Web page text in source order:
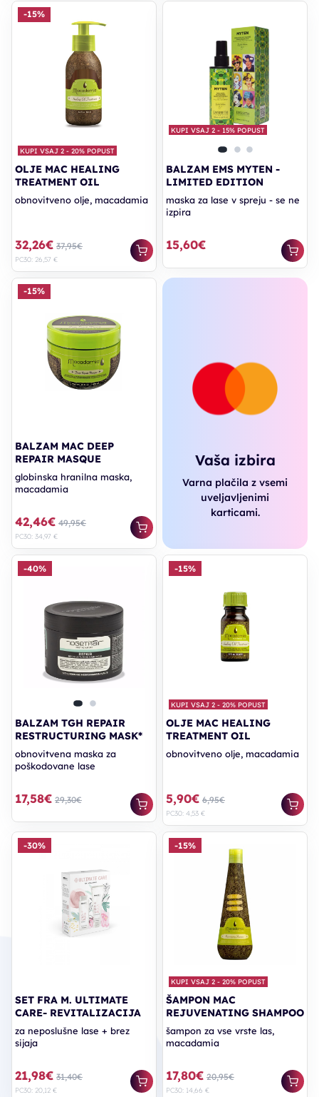
KUPI VSAJ 2 - 20% POPUST
-15%
OLJE MAC HEALING
TREATMENT OIL
obnovitveno olje, macadamia
32,26€ 37,95€
PC30: 26,57 €
KUPI VSAJ 2 - 15% POPUST
BALZAM EMS MYTEN -
LIMITED EDITION
maska za lase v spreju - se ne
izpira
15,60€
-15%
BALZAM MAC DEEP
REPAIR MASQUE
globinska hranilna maska,
macadamia
42,46€ 49,95€
PC30: 34,97 €
Vaša izbira
Varna plačila z vsemi
uveljavljenimi
karticami.
-40%
BALZAM TGH REPAIR
RESTRUCTURING MASK*
obnovitvena maska za
poškodovane lase
17,58€ 29,30€
KUPI VSAJ 2 - 20% POPUST
-15%
OLJE MAC HEALING
TREATMENT OIL
obnovitveno olje, macadamia
5,90€ 6,95€
PC30: 4,53 €
-30%
SET FRA M. ULTIMATE
CARE- REVITALIZACIJA
za neposlušne lase + brez
sijaja
21,98€ 31,40€
PC30: 20,12 €
KUPI VSAJ 2 - 20% POPUST
-15%
ŠAMPON MAC
REJUVENATING SHAMPOO
šampon za vse vrste las,
macadamia
17,80€ 20,95€
PC30: 14,66 €